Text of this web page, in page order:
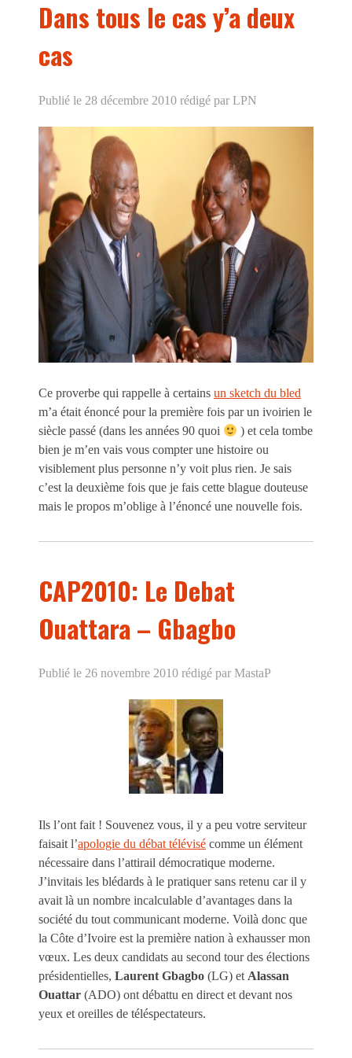
Dans tous le cas y’a deux
cas
Publié le 28 décembre 2010 rédigé par LPN
Ce proverbe qui rappelle à certains un sketch du bled
m’a était énoncé pour la première fois par un ivoirien le
siècle passé (dans les années 90 quoi
) et cela tombe
bien je m’en vais vous compter une histoire ou
visiblement plus personne n’y voit plus rien. Je sais
c’est la deuxième fois que je fais cette blague douteuse
mais le propos m’oblige à l’énoncé une nouvelle fois.
CAP2010: Le Debat
Ouattara – Gbagbo
Publié le 26 novembre 2010 rédigé par MastaP
Ils l’ont fait ! Souvenez vous, il y a peu votre serviteur
faisait l’apologie du débat télévisé comme un élément
nécessaire dans l’attirail démocratique moderne.
J’invitais les blédards à le pratiquer sans retenu car il y
avait là un nombre incalculable d’avantages dans la
société du tout communicant moderne. Voilà donc que
la Côte d’Ivoire est la première nation à exhausser mon
vœux. Les deux candidats au second tour des élections
présidentielles, Laurent Gbagbo (LG) et Alassan
Ouattar (ADO) ont débattu en direct et devant nos
yeux et oreilles de téléspectateurs.